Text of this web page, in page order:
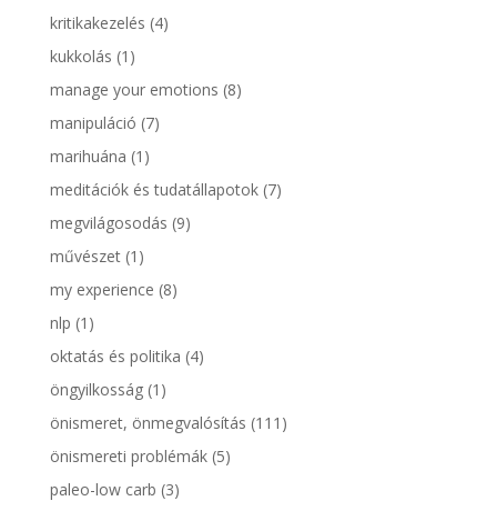
kritikakezelés (4)
kukkolás (1)
manage your emotions (8)
manipuláció (7)
marihuána (1)
meditációk és tudatállapotok(7)
megvilágosodás (9)
művészet(1)
my experience (8)
nlp (1)
oktatás és politika (4)
öngyilkosság(1)
önismeret, önmegvalósítás (111)
önismereti problémák(5)
paleo-low carb (3)